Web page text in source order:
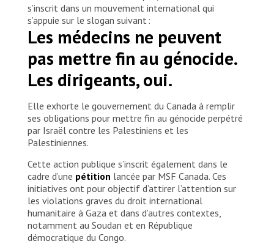
s’inscrit dans un mouvement international qui
s’appuie sur le slogan suivant :
Les médecins ne peuvent
pas mettre fin au génocide.
Les dirigeants, oui.
Elle exhorte le gouvernement du Canada à remplir
ses obligations pour mettre fin au génocide perpétré
par Israël contre les Palestiniens et les
Palestiniennes.
Cette action publique s’inscrit également dans le
cadre d’une pétition lancée par MSF Canada. Ces
initiatives ont pour objectif d’attirer l’attention sur
les violations graves du droit international
humanitaire à Gaza et dans d’autres contextes,
notamment au Soudan et en République
démocratique du Congo.